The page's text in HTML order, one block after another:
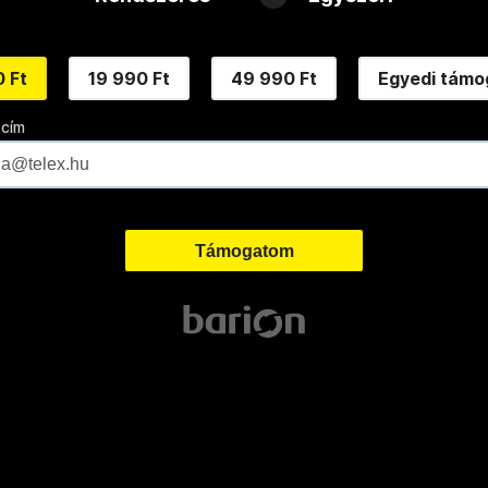
Ft 19 990 Ft 49 990 Ft Egyedi